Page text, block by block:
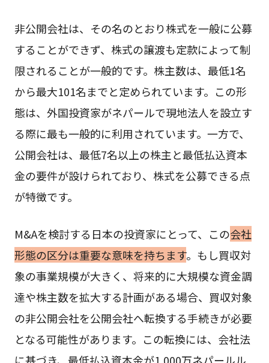
非公開会社は、その名のとおり株式を一般に公募
することができず、株式の譲渡も定款によって制
限されることが一般的です。株主数は、最低1名
から最大101名までと定められています。この形
態は、外国投資家がネパールで現地法人を設立す
る際に最も一般的に利用されています。一方で、
公開会社は、最低7名以上の株主と最低払込資本
金の要件が設けられており、株式を公募できる点
が特徴です。
M&Aを検討する日本の投資家にとって、この会社
形態の区分は重要な意味を持ちます。もし買収対
象の事業規模が大きく、将来的に大規模な資金調
達や株主数を拡大する計画がある場合、買収対象
の非公開会社を公開会社へ転換する手続きが必要
となる可能性があります。この転換には、会社法